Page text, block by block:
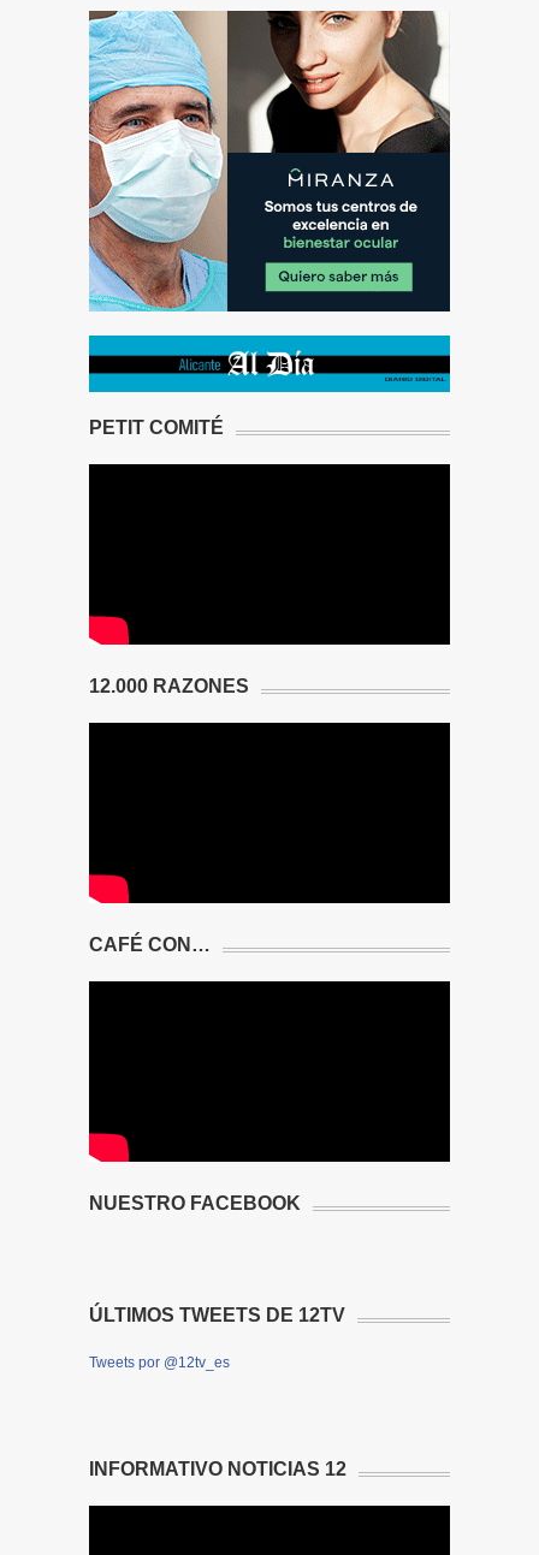
PETIT COMITÉ
12.000 RAZONES
CAFÉ CON…
NUESTRO FACEBOOK
ÚLTIMOS TWEETS DE 12TV
Tweets por @12tv_es
INFORMATIVO NOTICIAS 12